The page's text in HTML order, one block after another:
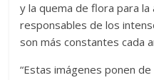
y la quema de flora para
responsables de los
son más constantes cada
“Estas imágenes ponen